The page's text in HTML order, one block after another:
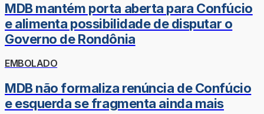
MDB mantém porta aberta para Confúcio
e alimenta possibilidade de disputar o
Governo de Rondônia
EMBOLADO
MDB não formaliza renúncia de Confúcio
e esquerda se fragmenta ainda mais